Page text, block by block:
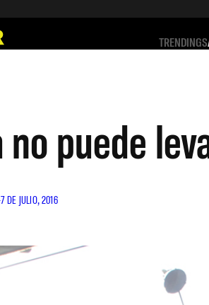
TRENDINGS
no puede
7 DE JULIO, 2016